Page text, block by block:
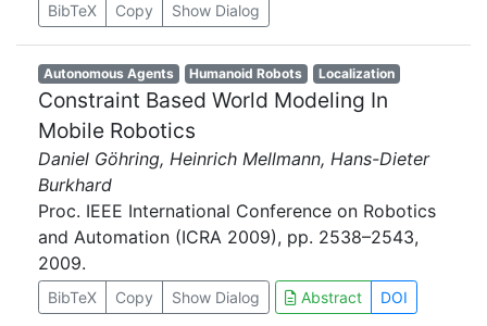
BibTeX Copy Show Dialog
Autonomous Agents Humanoid Robots Localization
Constraint Based World Modeling In
Mobile Robotics
Daniel Göhring, Heinrich Mellmann, Hans-Dieter
Burkhard
Proc. IEEE International Conference on Robotics
and Automation (ICRA 2009), pp. 2538–2543,
2009.
BibTeX Copy Show Dialog Abstract DOI